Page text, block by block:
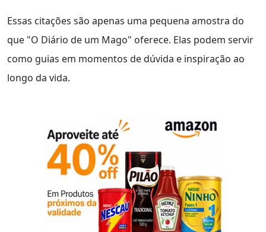
Essas citações são apenas uma pequena amostra do
que "O Diário de um Mago" oferece. Elas podem servir
como guias em momentos de dúvida e inspiração ao
longo da vida.